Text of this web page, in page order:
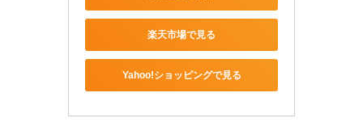
楽天市場で見る
Yahoo!ショッピングで見る